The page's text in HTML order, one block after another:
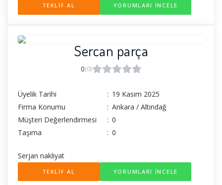
TEKLİF AL YORUMLARI İNCELE
Sercan parça
0(0)
Üyelik Tarihi : 19 Kasım 2025
Firma Konumu
: Ankara / Altındağ
Müşteri Değerlendirmesi
: 0
Taşıma
: 0
Serjan nakliyat
TEKLİF AL YORUMLARI İNCELE